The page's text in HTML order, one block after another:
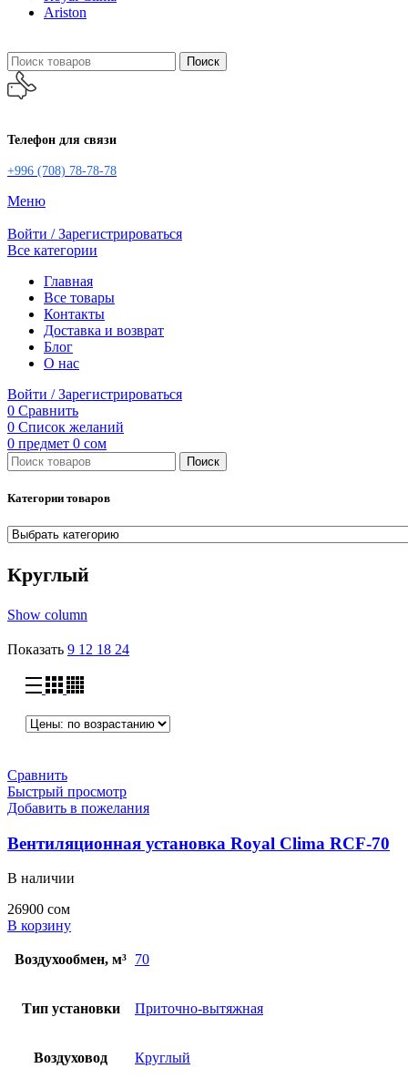
Ariston
Поиск
Телефон для связи
+996 (708) 78-78-78
Меню
Войти / Зарегистрироваться
Все категории
Главная
Все товары
Контакты
Доставка и возврат
Блог
О нас
Войти / Зарегистрироваться
0 Сравнить
0 Список желаний
0 предмет 0 сом
Поиск
Категории товаров
Круглый
Show column
Показать 9 12 18 24
Сравнить
Быстрый просмотр
Добавить в пожелания
Вентиляционная установка Royal Clima RCF-70
В наличии
26900 сом
В корзину
Воздухообмен, м³ 70
Тип установки Приточно-вытяжная
Воздуховод Круглый